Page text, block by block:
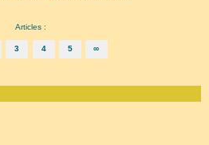
Articles :
3 4 5 ∞